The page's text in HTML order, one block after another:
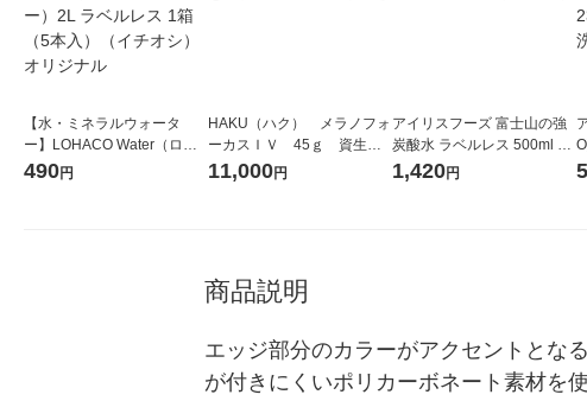
【水・ミネラルウォータ
ー】LOHACO Water（ロハ
コウォーター）2L ラベルレ
490円
HAKU（ハク） メラノフォ
ーカスＩＶ 45ｇ 資生
堂 おまけ付き
11,000円
アイリスフーズ 富士山の強
炭酸水 ラベルレス 500ml 1
箱（24本入）
1,420円
商品説明
エッジ部分のカラーがアクセントとな
が付きにくいポリカーボネート素材を